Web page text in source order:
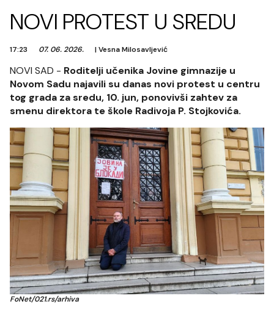
NOVI PROTEST U SREDU
17:23 07. 06. 2026. |Vesna Milosavljević
NOVI SAD - Roditelji učenika Jovine gimnazije u
Novom Sadu najavili su danas novi protest u centru
tog grada za sredu, 10. jun, ponovivši zahtev za
smenu direktora te škole Radivoja P. Stojkovića.
FoNet/021.rs/arhiva